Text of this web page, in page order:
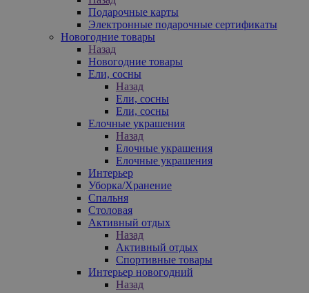
Подарочные карты
Электронные подарочные сертификаты
Новогодние товары
Назад
Новогодние товары
Ели, сосны
Назад
Ели, сосны
Ели, сосны
Елочные украшения
Назад
Елочные украшения
Елочные украшения
Интерьер
Уборка/Хранение
Спальня
Столовая
Активный отдых
Назад
Активный отдых
Спортивные товары
Интерьер новогодний
Назад